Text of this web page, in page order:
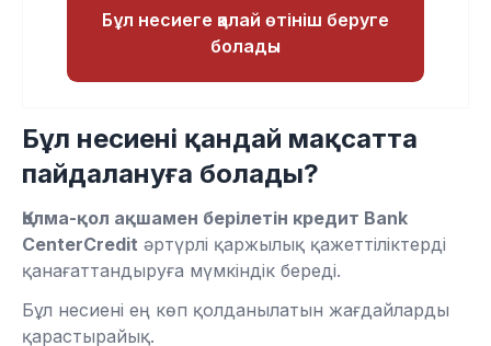
Бұл несиеге қалай өтініш беруге
болады
Бұл несиені қандай мақсатта
пайдалануға болады?
Қолма-қол ақшамен берілетін кредит Bank
CenterCredit әртүрлі қаржылық қажеттіліктерді
қанағаттандыруға мүмкіндік береді.
Бұл несиені ең көп қолданылатын жағдайларды
қарастырайық.